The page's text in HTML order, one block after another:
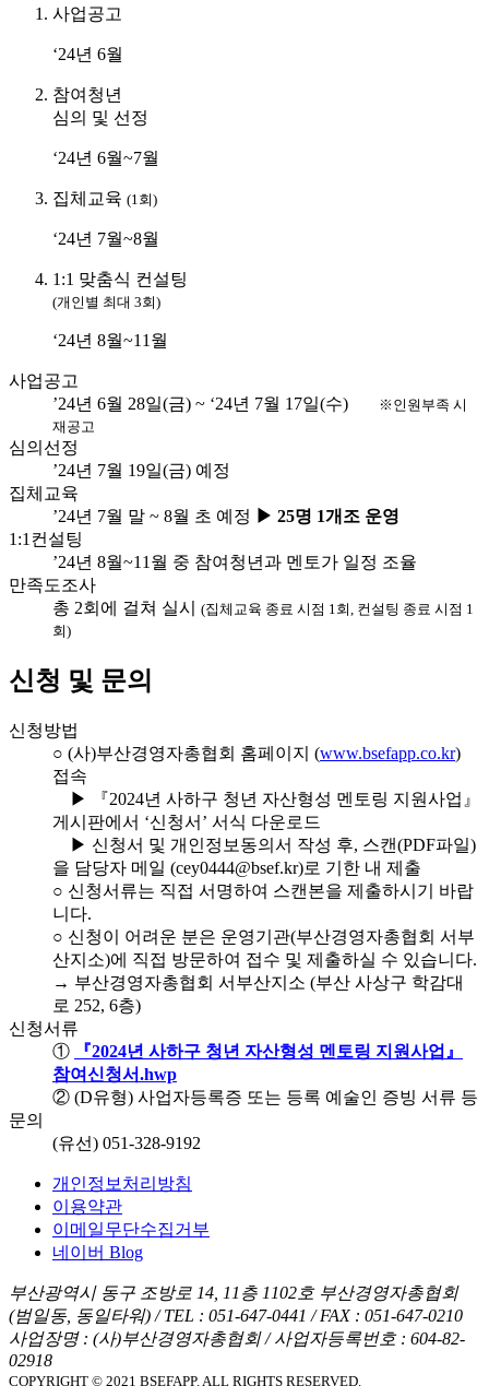
사업공고
‘24년 6월
참여청년
심의 및 선정
‘24년 6월~7월
집체교육 (1회)
‘24년 7월~8월
1:1 맞춤식 컨설팅
(개인별 최대 3회)
‘24년 8월~11월
사업공고
’24년 6월 28일(금) ~ ‘24년 7월 17일(수)
※인원부족 시
재공고
심의선정
’24년 7월 19일(금) 예정
집체교육
’24년 7월 말 ~ 8월 초 예정
▶ 25명 1개조 운영
1:1컨설팅
’24년 8월~11월 중 참여청년과 멘토가 일정 조율
만족도조사
총 2회에 걸쳐 실시 (집체교육 종료 시점 1회, 컨설팅 종료 시점 1
회)
신청 및 문의
신청방법
○ (사)부산경영자총협회 홈페이지 (www.bsefapp.co.kr)
접속
▶ 『2024년 사하구 청년 자산형성 멘토링 지원사업』
게시판에서 ‘신청서’ 서식 다운로드
▶ 신청서 및 개인정보동의서 작성 후, 스캔(PDF파일)
을 담당자 메일 (cey0444@bsef.kr)로 기한 내 제출
○ 신청서류는 직접 서명하여 스캔본을 제출하시기 바랍
니다.
○ 신청이 어려운 분은 운영기관(부산경영자총협회 서부
산지소)에 직접 방문하여 접수 및 제출하실 수 있습니다.
→ 부산경영자총협회 서부산지소 (부산 사상구 학감대
로 252, 6층)
신청서류
①
『2024년 사하구 청년 자산형성 멘토링 지원사업』
참여신청서.hwp
② (D유형) 사업자등록증 또는 등록 예술인 증빙 서류 등
문의
(유선) 051-328-9192
개인정보처리방침
이용약관
이메일무단수집거부
네이버 Blog
부산광역시 동구 조방로 14, 11층 1102호 부산경영자총협회
(범일동, 동일타워) /TEL : 051-647-0441 /FAX : 051-647-0210
사업장명 : (사)부산경영자총협회/사업자등록번호 : 604-82-
02918
COPYRIGHT © 2021 BSEFAPP. ALL RIGHTS RESERVED.